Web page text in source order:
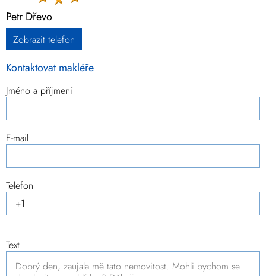
Petr Dřevo
Zobrazit telefon
Kontaktovat makléře
Jméno a příjmení
E-mail
Telefon
Text